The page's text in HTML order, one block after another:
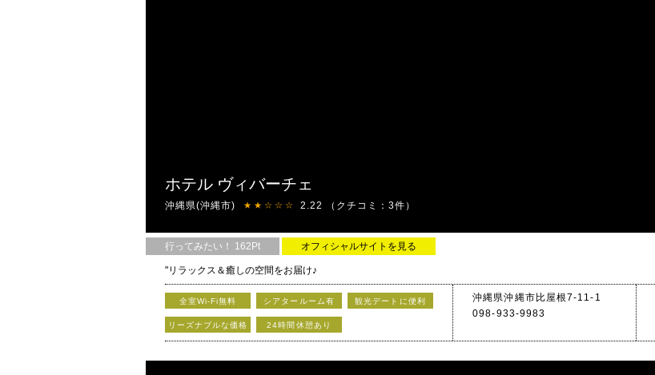
ホテル ヴィバーチェ
沖縄県(沖縄市) ★★☆☆☆ 2.22 （クチコミ：3件）
行ってみたい！ 162Pt オフィシャルサイトを見る
"リラックス＆癒しの空間をお届け♪
平日サービスタイムは3740円～と、
超オトクな料金であなたをお待ちしています！"
全室Wi-Fi無料 シアタールーム有 観光デートに便利
リーズナブルな価格 24時間休憩あり
沖縄県沖縄市比屋根7-11-1
098-933-9983